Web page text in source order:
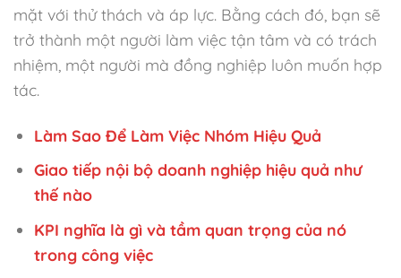
mặt với thử thách và áp lực. Bằng cách đó, bạn sẽ
trở thành một người làm việc tận tâm và có trách
nhiệm, một người mà đồng nghiệp luôn muốn hợp
tác.
Làm Sao Để Làm Việc Nhóm Hiệu Quả
Giao tiếp nội bộ doanh nghiệp hiệu quả như
thế nào
KPI nghĩa là gì và tầm quan trọng của nó
trong công việc